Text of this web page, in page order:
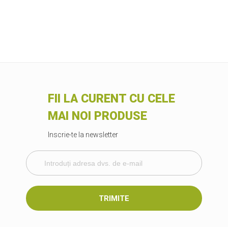
FII LA CURENT CU CELE
MAI NOI PRODUSE
Inscrie-te la newsletter
TRIMITE